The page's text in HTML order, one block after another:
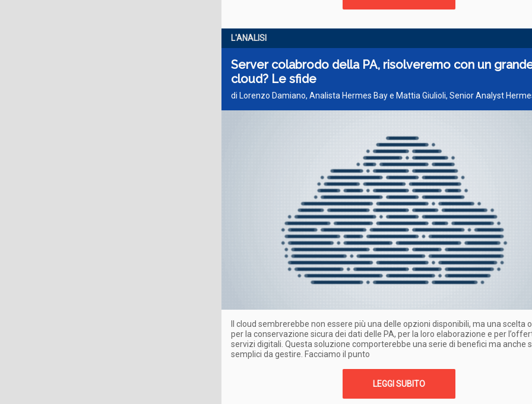
L'ANALISI
Server colabrodo della PA, risolveremo con un
cloud? Le sfide
di Lorenzo Damiano, Analista Hermes Bay e Mattia Giulioli, Senior Analyst
Il cloud sembrerebbe non essere più una delle opzioni disponibili, ma una scelta
per la conservazione sicura dei dati delle PA, per la loro elaborazione e per
servizi digitali. Questa soluzione comporterebbe una serie di benefici ma anche
semplici da gestire. Facciamo il punto
LEGGI SUBITO